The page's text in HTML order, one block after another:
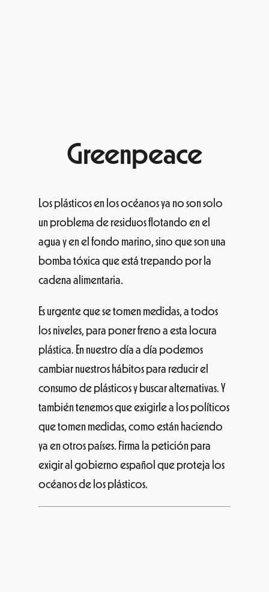
Greenpeace
Los plásticos en los océanos ya no son solo
un problema de residuos flotando en el
agua y en el fondo marino, sino que son una
bomba tóxica que está trepando por la
cadena alimentaria.
Es urgente que se tomen medidas, a todos
los niveles, para poner freno a esta locura
plástica. En nuestro día a día podemos
cambiar nuestros hábitos para reducir el
consumo de plásticos y buscar alternativas. Y
también tenemos que exigirle a los políticos
que tomen medidas, como están haciendo
ya en otros países. Firma la petición para
exigir al gobierno español que proteja los
océanos de los plásticos.